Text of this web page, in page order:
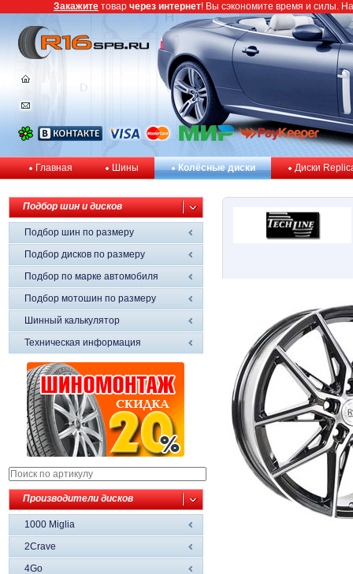
Главная Шины Колёсные диски Диски
Подбор шин и дисков
Подбор шин по размеру
Подбор дисков по размеру
Подбор по марке автомобиля
Подбор мотошин по размеру
Шинный калькулятор
Техническая информация
Производители дисков
1000 Miglia
2Crave
4Go
Закажите товар через интернет! Вы сэкономите время и силы.